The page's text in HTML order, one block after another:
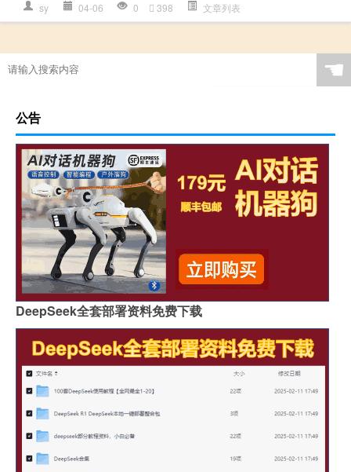
sy 04-06 0 398 文章列表
☚
公告
DeepSeek全套部署资料免费下载